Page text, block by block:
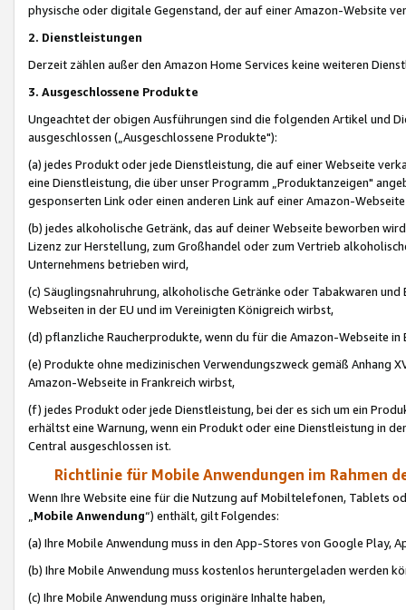
physische oder digitale Gegenstand, der auf einer Amazon-Website
2. Dienstleistungen
Derzeit zählen außer den Amazon Home Services keine weiteren
3. Ausgeschlossene Produkte
Ungeachtet der obigen Ausführungen sind die folgenden Artikel und
ausgeschlossen („Ausgeschlossene Produkte"):
(a) jedes Produkt oder jede Dienstleistung, die auf einer Webseite
eine Dienstleistung, die über unser Programm „Produktanzeigen"
gesponserten Link oder einen anderen Link auf einer Amazon-
(b) jedes alkoholische Getränk, das auf deiner Webseite beworben
Lizenz zur Herstellung, zum Großhandel oder zum Vertrieb
Unternehmens betrieben wird,
(c) Säuglingsnahruhrung, alkoholische Getränke oder Tabakwaren
Webseiten in der EU und im Vereinigten Königreich wirbst,
(d) pflanzliche Raucherprodukte, wenn du für die Amazon-Webseite in
(e) Produkte ohne medizinischen Verwendungszweck gemäß Anhang
Amazon-Webseite in Frankreich wirbst,
(f) jedes Produkt oder jede Dienstleistung, bei der es sich um ein
erhältst eine Warnung, wenn ein Produkt oder eine Dienstleistung in
Central ausgeschlossen ist.
Richtlinie für Mobile Anwendungen im Rahmen
Wenn Ihre Website eine für die Nutzung auf Mobiltelefonen, Tablets
„Mobile Anwendung“) enthält, gilt Folgendes:
(a) Ihre Mobile Anwendung muss in den App-Stores von Google Play,
(b) Ihre Mobile Anwendung muss kostenlos heruntergeladen werden
(c) Ihre Mobile Anwendung muss originäre Inhalte haben,